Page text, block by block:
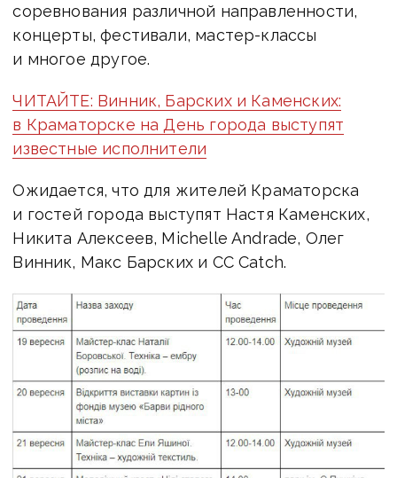
соревнования различной направленности,
концерты, фестивали, мастер-классы
и многое другое.
ЧИТАЙТЕ: Винник, Барских и Каменских:
в Краматорске на День города выступят
известные исполнители
Ожидается, что для жителей Краматорска
и гостей города выступят Настя Каменских,
Никита Алексеев, Michelle Andrade, Олег
Винник, Макс Барских и CC Catch.